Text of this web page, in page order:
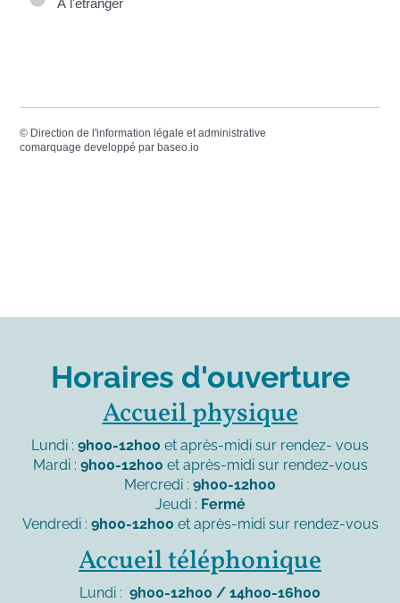
© Direction de l'information légale et administrative
comarquage developpé parbaseo.io
Horaires d'ouverture
Accueil physique
Lundi : 9h00-12h00 et après-midi sur rendez- vous
Mardi : 9h00-12h00 et après-midi sur rendez-vous
Mercredi : 9h00-12h00
Jeudi : Fermé
Vendredi : 9h00-12h00 et après-midi sur rendez-vous
Accueil téléphonique
Lundi : 9h00-12h00 / 14h00-16h00